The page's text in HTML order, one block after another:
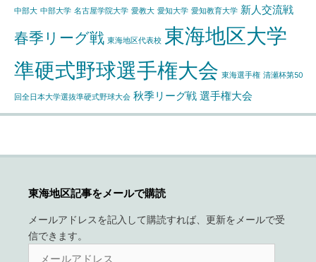
中部大 中部大学 名古屋学院大学 愛教大 愛知大学 愛知教育大学 新人交流戦
春季リーグ戦 東海地区代表校 東海地区大学
準硬式野球選手権大会 東海選手権 清瀬杯第50
回全日本大学選抜準硬式野球大会 秋季リーグ戦 選手権大会
東海地区記事をメールで購読
メールアドレスを記入して購読すれば、更新をメールで受
信できます。